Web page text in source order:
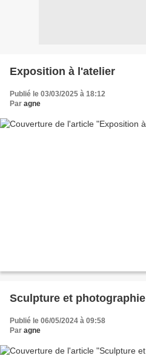
Exposition à l'atelier
Publié le 03/03/2025 à 18:12
Par agne
Sculpture et photographie
Publié le 06/05/2024 à 09:58
Par agne